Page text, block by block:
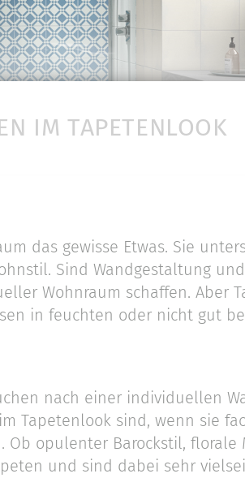
IM TAPETENLOOK
das gewisse Etwas. Sie
Sind Wandgestaltung
Wohnraum schaffen. Aber
in feuchten oder nicht gut
nach einer individuellen
Tapetenlook sind, wenn sie
opulenter Barockstil, florale
und sind dabei sehr